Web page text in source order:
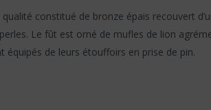
constitué de bronze épais recouvert
Le fût est orné de mufles de lion
équipés de leurs étouffoirs en prise de pin.